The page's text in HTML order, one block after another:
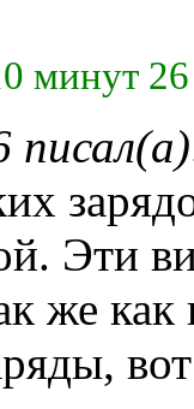
минут
Эти
же как